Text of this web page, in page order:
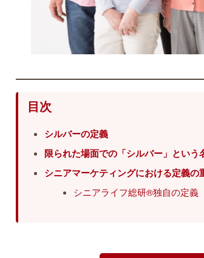
目次
シルバーの定義
限られた場面での「シルバー」という
シニアマーケティングにおける定義の
シニアライフ総研®独自の定義